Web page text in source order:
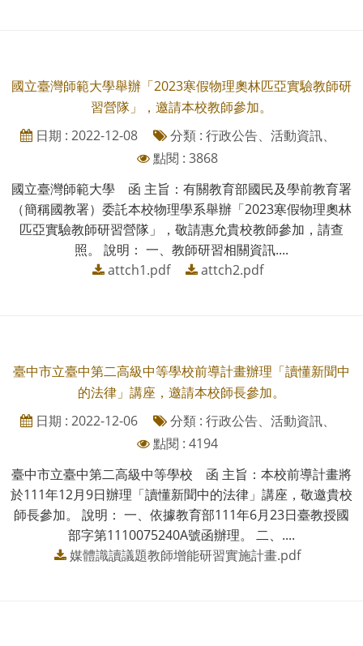
國立臺灣師範大學舉辦「2023寒假物理奧林匹亞實驗教師研
習營隊」，邀請本校教師參加。
日期 : 2022-12-08
分類 : 行政公告、活動資訊、
點閱 : 3868
國立臺灣師範大學 函 主旨：有關教育部國民及學前教育署
（簡稱國教署）委託本校物理學系舉辦「2023寒假物理奧林
匹亞實驗教師研習營隊」，敬請惠允貴校教師參加，請查
照。 說明： 一、教師研習相關資訊....
attch1.pdf
attch2.pdf
臺中市立臺中第二高級中等學校前導計畫辦理「讀懂新聞中
的法律」講座，邀請本校師長參加。
日期 : 2022-12-06
分類 : 行政公告、活動資訊、
點閱 : 4194
臺中市立臺中第二高級中等學校 函 主旨：本校前導計畫將
於111年12月9日辦理「讀懂新聞中的法律」講座，敬邀貴校
師長參加。 說明： 一、依據教育部111年6月23日臺教授國
部字第1110075240A號函辦理。 二、....
媒體識讀議題教師增能研習實施計畫.pdf